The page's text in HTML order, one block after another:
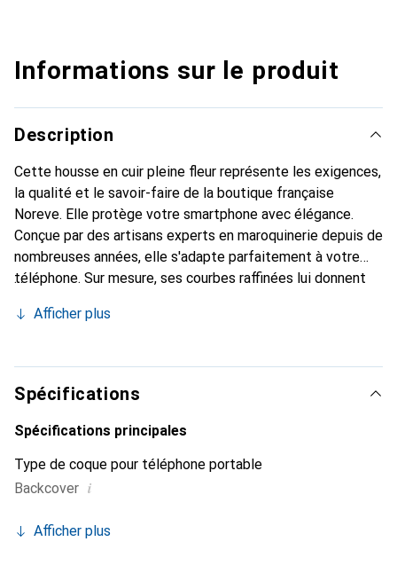
Informations sur le produit
Description
Cette housse en cuir pleine fleur représente les exigences,
la qualité et le savoir-faire de la boutique française
Noreve. Elle protège votre smartphone avec élégance.
Conçue par des artisans experts en maroquinerie depuis de
nombreuses années, elle s'adapte parfaitement à votre
téléphone. Sur mesure, ses courbes raffinées lui donnent
chic et indispensable pour votre smartphone. Reconnaître
marque Noreve est un choix sûr pour une clientèle
exigeante.
Afficher plus
Spécifications
Spécifications principales
Type de coque pour téléphone portable
Backcover i
Afficher plus